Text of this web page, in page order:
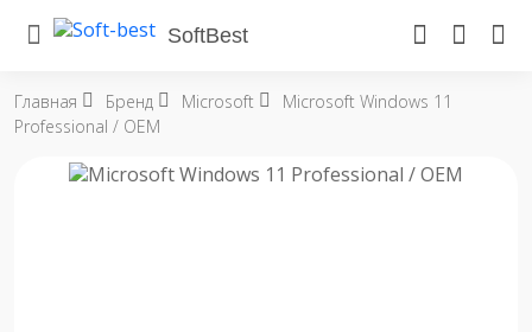
SoftBest
Главная Бренд Microsoft
Microsoft Windows 11
Professional / OEM